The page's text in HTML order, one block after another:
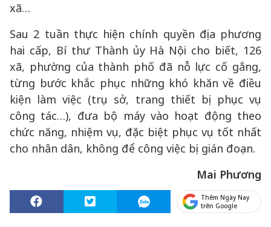
xã…
Sau 2 tuần thực hiện chính quyền địa phương
hai cấp, Bí thư Thành ủy Hà Nội cho biết, 126
xã, phường của thành phố đã nỗ lực cố gắng,
từng bước khắc phục những khó khăn về điều
kiện làm việc (trụ sở, trang thiết bị phục vụ
công tác…), đưa bộ máy vào hoạt động theo
chức năng, nhiệm vụ, đặc biệt phục vụ tốt nhất
cho nhân dân, không để công việc bị gián đoạn.
Mai Phương
Thêm Ngày Nay
trên Google